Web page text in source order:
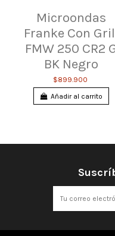
Microondas
Franke Con
FMW 250 CR2
BK Negro
$899.900
Añadir al carrito